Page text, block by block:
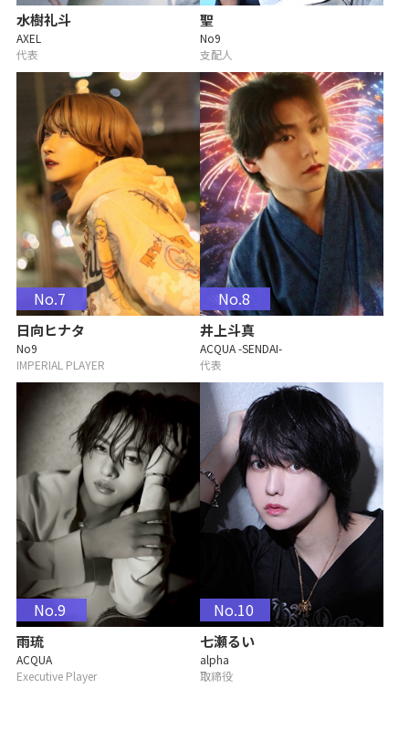
水樹礼斗
AXEL
代表
聖
No9
支配人
No.7
日向ヒナタ
No9
IMPERIAL PLAYER
No.8
井上斗真
ACQUA -SENDAI-
代表
No.9
雨琉
ACQUA
Executive Player
No.10
七瀬るい
alpha
取締役